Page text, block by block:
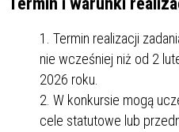
Termin realizacji
nie wcześniej niż od 2
2026 roku.
W konkursie mogą
cele statutowe lub